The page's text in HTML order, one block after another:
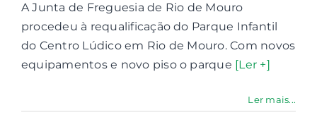
A Junta de Freguesia de Rio de Mouro
procedeu à requalificação do Parque Infantil
do Centro Lúdico em Rio de Mouro. Com novos
equipamentos e novo piso o parque [Ler +]
Ler mais...